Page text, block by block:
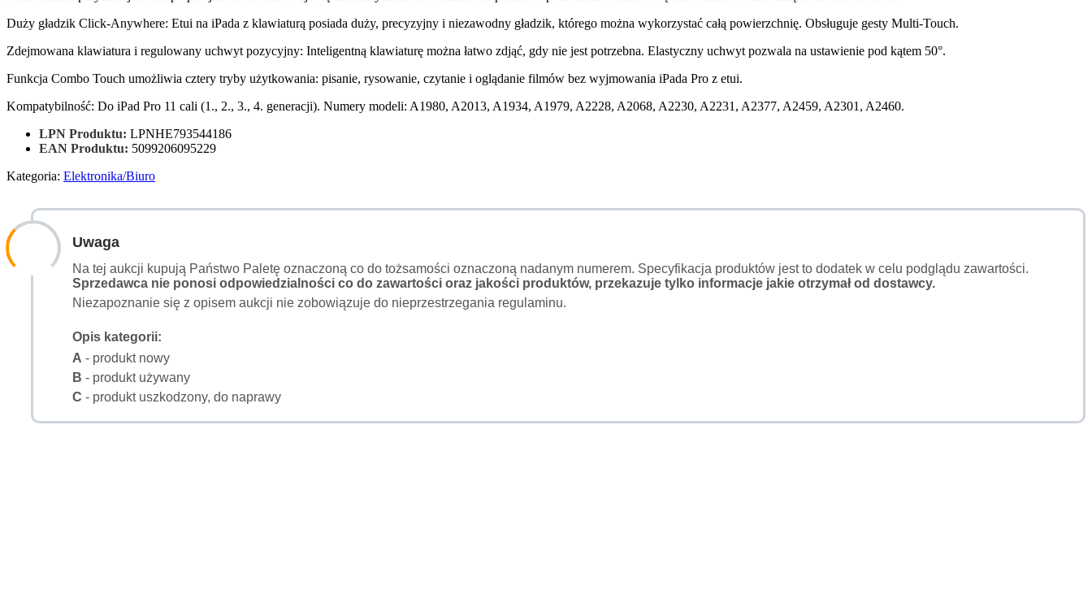
Duży gładzik Click-Anywhere: Etui na iPada z klawiaturą posiada duży, precyzyjny i niezawodny gładzik, którego można wykorzystać całą powierzchnię. Obsługuje gesty Multi-Touch.
Zdejmowana klawiatura i regulowany uchwyt pozycyjny: Inteligentną klawiaturę można łatwo zdjąć, gdy nie jest potrzebna. Elastyczny uchwyt pozwala na ustawienie pod kątem 50°.
Funkcja Combo Touch umożliwia cztery tryby użytkowania: pisanie, rysowanie, czytanie i oglądanie filmów bez wyjmowania iPada Pro z etui.
Kompatybilność: Do iPad Pro 11 cali (1., 2., 3., 4. generacji). Numery modeli: A1980, A2013, A1934, A1979, A2228, A2068, A2230, A2231, A2377, A2459, A2301, A2460.
LPN Produktu: LPNHE793544186
EAN Produktu: 5099206095229
Kategoria: Elektronika/Biuro
Uwaga
Na tej aukcji kupują Państwo Paletę oznaczoną co do tożsamości oznaczoną nadanym numerem. Specyfikacja produktów jest to dodatek w celu podglądu zawartości.
Sprzedawca nie ponosi odpowiedzialności co do zawartości oraz jakości produktów, przekazuje tylko informacje jakie otrzymał od dostawcy.
Niezapoznanie się z opisem aukcji nie zobowiązuje do nieprzestrzegania regulaminu.
Opis kategorii:
A - produkt nowy
B - produkt używany
C - produkt uszkodzony, do naprawy